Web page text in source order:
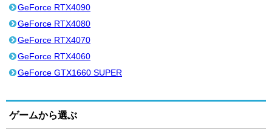
GeForce RTX4090
GeForce RTX4080
GeForce RTX4070
GeForce RTX4060
GeForce GTX1660 SUPER
ゲームから選ぶ